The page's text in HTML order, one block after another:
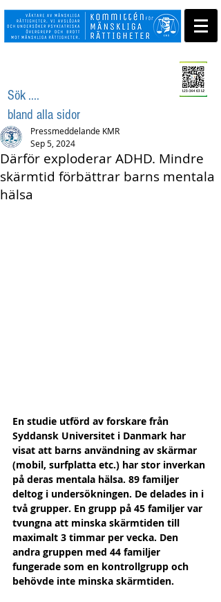
Sök ....
bland alla sidor
Därför exploderar ADHD. Mindre
skärmtid förbättrar barns mentala
hälsa
Pressmeddelande KMR
Sep 5, 2024
En studie utförd av forskare från
Syddansk Universitet i Danmark har
visat att barns användning av skärmar
(mobil, surfplatta etc.) har stor inverkan
på deras mentala hälsa. 89 familjer
deltog i undersökningen. De delades in i
två grupper. En grupp på 45 familjer var
tvungna att minska skärmtiden till
maximalt 3 timmar per vecka. Den
andra gruppen med 44 familjer
fungerade som en kontrollgrupp och
behövde inte minska skärmtiden.